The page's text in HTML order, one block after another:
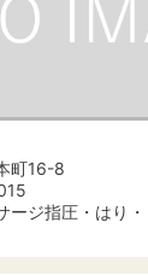
町16-8
ージ指圧・はり・